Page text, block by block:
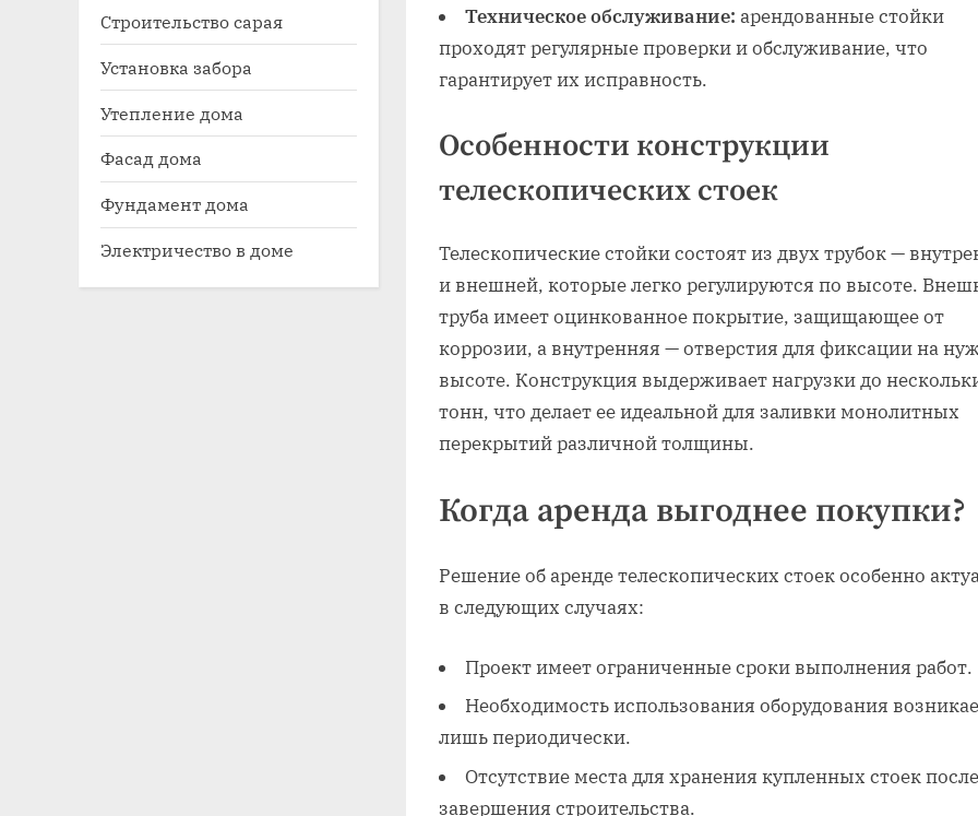
Техническое обслуживание: арендованные стойки
проходят регулярные проверки и обслуживание, что
гарантирует их исправность.
Особенности конструкции
телескопических стоек
Телескопические стойки состоят из двух трубок —
и внешней, которые легко регулируются по высоте.
труба имеет оцинкованное покрытие, защищающее от
коррозии, а внутренняя — отверстия для фиксации на
высоте. Конструкция выдерживает нагрузки до
тонн, что делает ее идеальной для заливки монолитных
перекрытий различной толщины.
Когда аренда выгоднее покупки?
Решение об аренде телескопических стоек особенно
в следующих случаях:
Проект имеет ограниченные сроки выполнения работ.
Необходимость использования оборудования
лишь периодически.
Отсутствие места для хранения купленных стоек после
завершения строительства.
Строительство сарая
Установка забора
Утепление дома
Фасад дома
Фундамент дома
Электричество в доме